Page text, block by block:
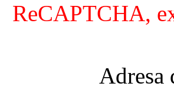
ReCAPTCHA,
Adresa